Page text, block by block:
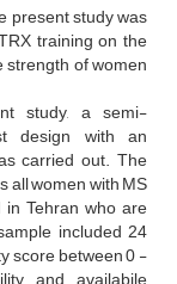
present study was
training on the
strength of women
study, a semi-
design with an
carried out. The
all women with MS
Tehran who are
included 24
score between 0 -